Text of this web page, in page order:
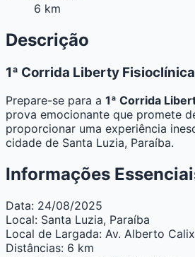
6 km
Descrição
1ª Corrida Liberty Fisioclínica
Prepare-se para a 1ª Corrida
prova emocionante que promete
proporcionar uma experiência
cidade de Santa Luzia, Paraíba.
Informações
Data: 24/08/2025
Local: Santa Luzia, Paraíba
Local de Largada: Av. Alberto
Distâncias: 6 km